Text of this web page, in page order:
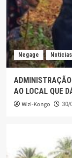
Negage
AO LOCAL QUE
Wizi-Kongo 30/